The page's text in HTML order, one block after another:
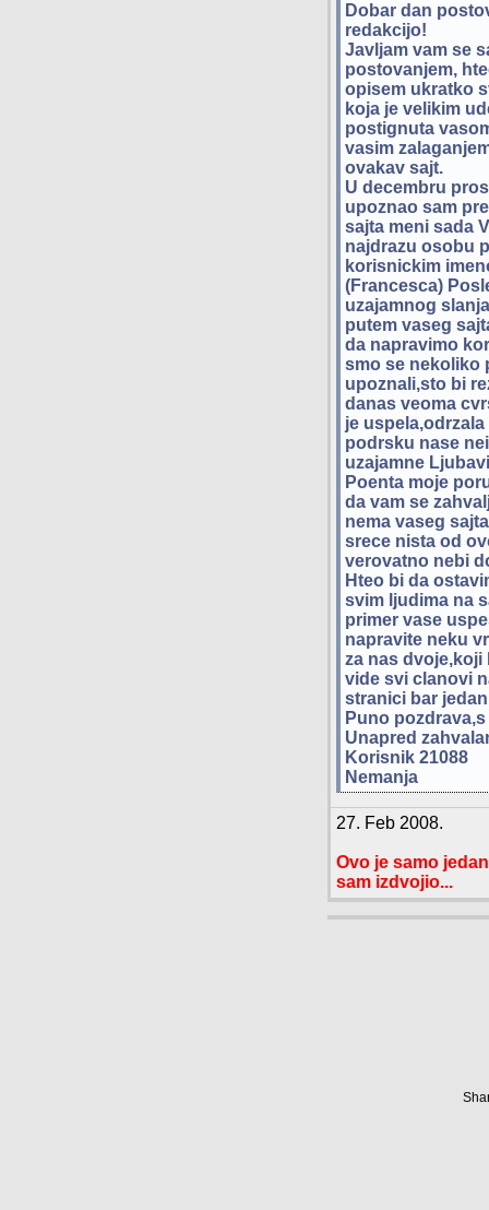
Dobar dan
redakcijo!
Javljam vam se
postovanjem,
opisem ukratko
koja je velikim
postignuta
vasim
ovakav sajt.
U decembru
upoznao sam
sajta meni sada
najdrazu osobu
korisnickim
(Francesca)
uzajamnog
putem vaseg
da napravimo
smo se nekoliko
upoznali,sto bi
danas veoma
je
podrsku nase
uzajamne
Poenta moje
da vam se
nema vaseg
srece nista od
verovatno nebi
Hteo bi da
svim ljudima na
primer vase
napravite neku
za nas dvoje,koji
vide svi clanovi
stranici bar
Puno
Unapred
Korisnik 21088
Nemanja
27. Feb 2008.
Ovo je samo
sam izdvojio...